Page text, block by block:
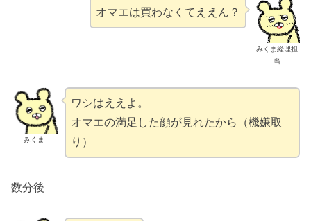
みくま経理担
当
オマエは買わなくてええん？
みくま
ワシはええよ。
オマエの満足した顔が見れたから（機嫌取
り）
数分後